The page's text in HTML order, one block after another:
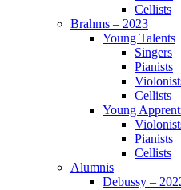
Cellists
Brahms – 2023
Young Talents
Singers
Pianists
Cellists
Young
Pianists
Cellists
Alumnis
Debussy –